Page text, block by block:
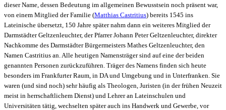
dieser Name, dessen Bedeutung im allgemeinen Bewusstsein noch präsent war,
von einem Mitglied der Familie (Matthias Castritius) bereits 1545 ins
Lateinische übersetzt, 150 Jahre später nahm dann ein weiteres Mitglied der
Darmstädter Geltzenleuchter, der Pfarrer Johann Peter Geltzenleuchter, direkter
Nachkomme des Darmstädter Bürgermeisters Mathes Geltzenleuchter, den
Namen Castritius an. Alle heutigen Namensträger sind auf eine der beiden
genannten Personen zurückzuführen. Träger des Namens finden sich heute
besonders im Frankfurter Raum, in DA und Umgebung und in Unterfranken. Sie
waren (und sind noch) sehr häufig als Theologen, Juristen (in der frühen Neuzeit
meist in herrschaftlichem Dienst) und Lehrer an Lateinschulen und
Universitäten tätig, wechselten später auch ins Handwerk und Gewerbe, vor